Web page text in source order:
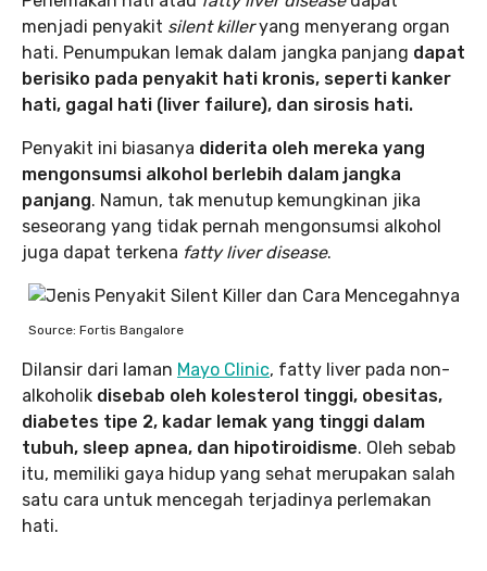
menjadi penyakit silent killeryang menyerang organ
hati. Penumpukan lemak dalam jangka panjang dapat
berisiko pada penyakit hati kronis, seperti kanker
hati, gagal hati (liver failure), dan sirosis hati.
Penyakit ini biasanya diderita oleh mereka yang
mengonsumsi alkohol berlebih dalam jangka
panjang. Namun, tak menutup kemungkinan jika
seseorang yang tidak pernah mengonsumsi alkohol
juga dapat terkena fatty liver disease.
Source: Fortis Bangalore
Dilansir dari laman Mayo Clinic, fatty liver pada non-
alkoholik disebab oleh kolesterol tinggi, obesitas,
diabetes tipe 2, kadar lemak yang tinggi dalam
tubuh, sleep apnea, dan hipotiroidisme. Oleh sebab
itu, memiliki gaya hidup yang sehat merupakan salah
satu cara untuk mencegah terjadinya perlemakan
hati.